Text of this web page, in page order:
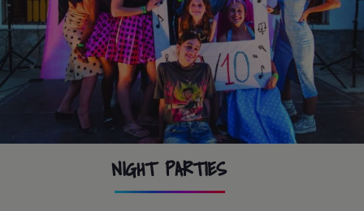
NIGHT PARTIES